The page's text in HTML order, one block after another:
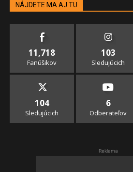
NÁJDETE MA AJ TU
11,718
Fanúšikov
103
Sledujúcich
104
Sledujúcich
6
Odberateľov
Reklama